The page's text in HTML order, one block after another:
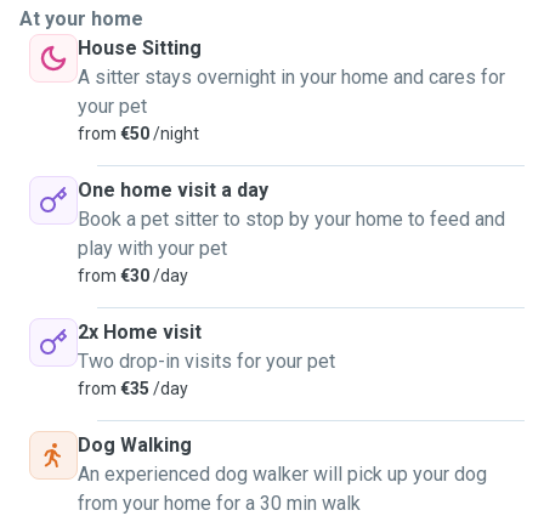
At your home
House Sitting
A sitter stays overnight in your home and cares for
your pet
from €50/night
One home visit a day
Book a pet sitter to stop by your home to feed and
play with your pet
from €30/day
2x Home visit
Two drop-in visits for your pet
from €35 /day
Dog Walking
An experienced dog walker will pick up your dog
from your home for a 30 min walk